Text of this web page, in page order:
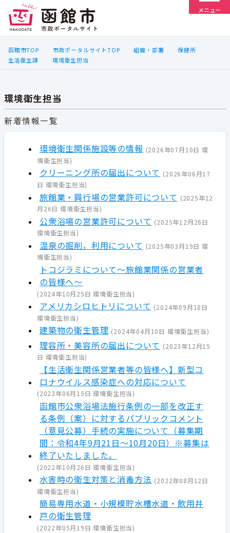
メニュー
函館市TOP 市政ポータルサイトTOP 組織・部署
保健所
生活衛生課
環境衛生担当
環境衛生担当
新着情報一覧
環境衛生関係施設等の情報 (2026年07月10日 環
境衛生担当)
クリーニング所の届出について (2026年06月17
日 環境衛生担当)
旅館業・興行場の営業許可について (2025年12
月26日 環境衛生担当)
公衆浴場の営業許可について (2025年12月26日
環境衛生担当)
温泉の掘削，利用について (2025年03月19日 環
境衛生担当)
トコジラミについて～旅館業関係の営業者
の皆様へ～
(2024年10月25日 環境衛生担当)
アメリカシロヒトリについて (2024年09月18日
環境衛生担当)
建築物の衛生管理 (2024年04月10日 環境衛生担当)
理容所・美容所の届出について (2023年12月15
日 環境衛生担当)
【生活衛生関係営業者等の皆様へ】新型コ
ロナウイルス感染症への対応について
(2023年06月15日 環境衛生担当)
函館市公衆浴場法施行条例の一部を改正す
る条例（案）に対するパブリックコメント
（意見公募）手続の実施について（募集期
間：令和4年9月21日～10月20日）※募集は
終了いたしました。
(2022年10月26日 環境衛生担当)
水害時の衛生対策と消毒方法 (2022年08月12日
環境衛生担当)
簡易専用水道・小規模貯水槽水道・飲用井
戸の衛生管理
(2022年05月19日 環境衛生担当)